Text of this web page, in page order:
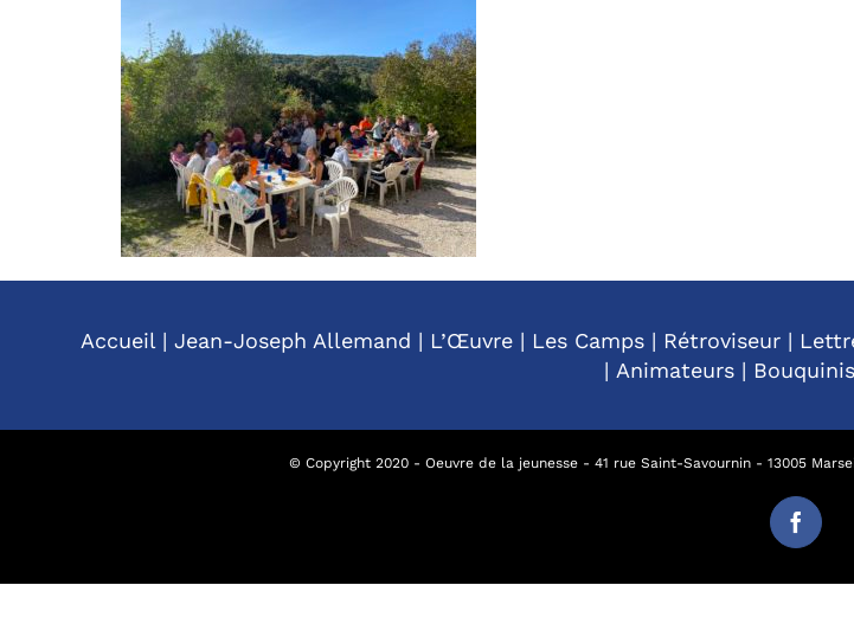
Accueil | Jean-Joseph Allemand | L’Œuvre | Les Camps | Rétroviseur |
| Animateurs|
© Copyright 2020 - Oeuvre de la jeunesse - 41 rue Saint-Savournin - 13005